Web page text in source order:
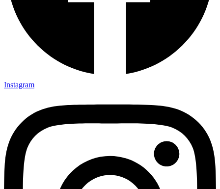
Instagram